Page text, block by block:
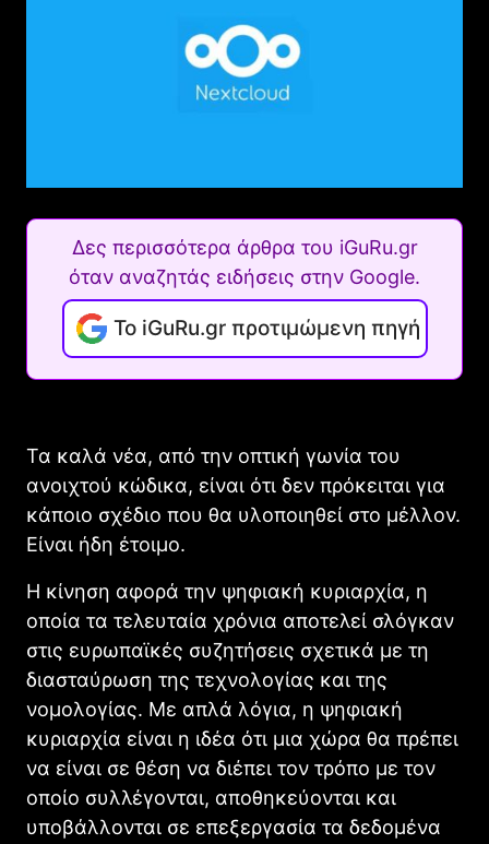
Δες περισσότερα άρθρα του iGuRu.gr
όταν αναζητάς ειδήσεις στην Google.
Το iGuRu.gr προτιμώμενη πηγή
Τα καλά νέα, από την οπτική γωνία του
ανοιχτού κώδικα, είναι ότι δεν πρόκειται για
κάποιο σχέδιο που θα υλοποιηθεί στο μέλλον.
Είναι ήδη έτοιμο.
Η κίνηση αφορά την ψηφιακή κυριαρχία, η
οποία τα τελευταία χρόνια αποτελεί σλόγκαν
στις ευρωπαϊκές συζητήσεις σχετικά με τη
διασταύρωση της τεχνολογίας και της
νομολογίας. Με απλά λόγια, η ψηφιακή
κυριαρχία είναι η ιδέα ότι μια χώρα θα πρέπει
να είναι σε θέση να διέπει τον τρόπο με τον
οποίο συλλέγονται, αποθηκεύονται και
υποβάλλονται σε επεξεργασία τα δεδομένα